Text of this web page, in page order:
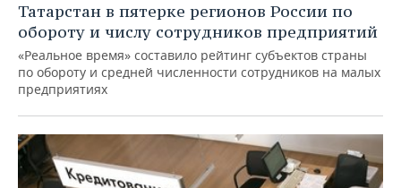
Татарстан в пятерке регионов России по
обороту и числу сотрудников предприятий
«Реальное время» составило рейтинг субъектов страны
по обороту и средней численности сотрудников на малых
предприятиях